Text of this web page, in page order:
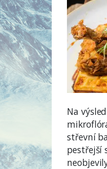
Na
střevní
pestřejší